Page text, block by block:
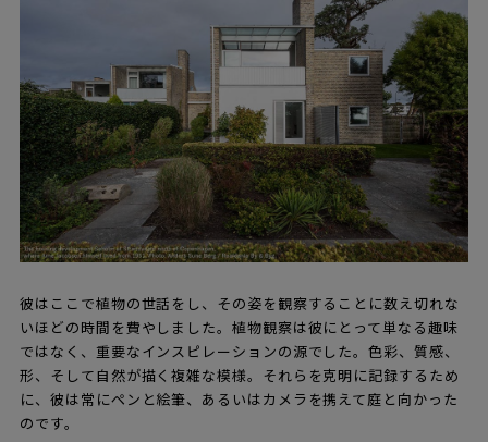
彼はここで植物の世話をし、その姿を観察することに数え切れな
いほどの時間を費やしました。植物観察は彼にとって単なる趣味
ではなく、重要なインスピレーションの源でした。色彩、質感、
形、そして自然が描く複雑な模様。それらを克明に記録するため
に、彼は常にペンと絵筆、あるいはカメラを携えて庭と向かった
のです。